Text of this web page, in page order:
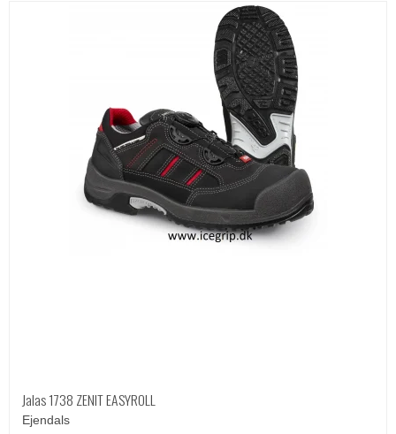
Jalas 1738 ZENIT EASYROLL
Ejendals